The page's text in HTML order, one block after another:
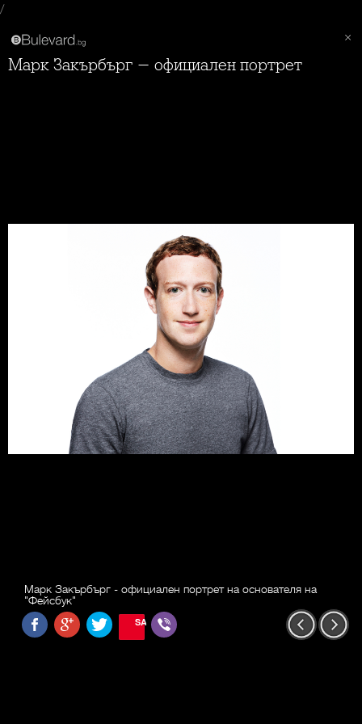
/
Марк Закърбърг - официален портрет
Марк Закърбърг - официален портрет на основателя на
"Фейсбук"
SAVE